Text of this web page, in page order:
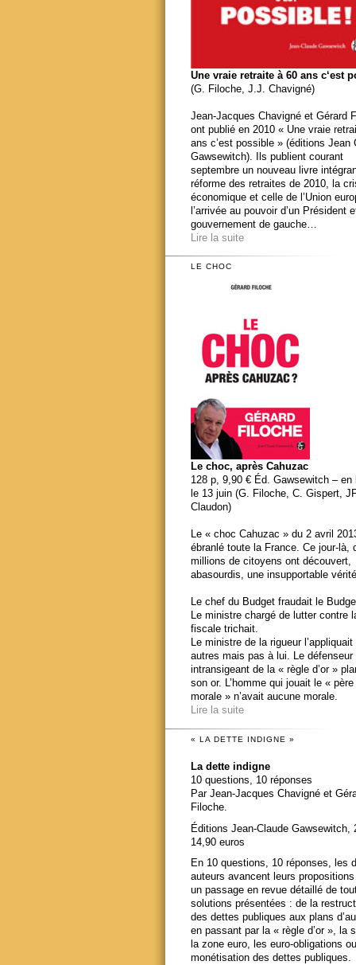
Une vraie retraite à 60 ans c‘est
(G. Filoche, J.J. Chavigné)
Jean-Jacques Chavigné et Gérard
ont publié en 2010 « Une vraie
ans c’est possible » (éditions Jean
Gawsewitch). Ils publient courant
septembre un nouveau livre
réforme des retraites de 2010, la
économique et celle de l’Union
l’arrivée au pouvoir d’un Président
gouvernement de gauche…
Lire la suite
LE CHOC
Le choc, après Cahuzac
128 p, 9,90 € Éd. Gawsewitch – en
le 13 juin (G. Filoche, C. Gispert,
Claudon)
Le « choc Cahuzac » du 2 avril
ébranlé toute la France. Ce jour-là,
millions de citoyens ont découvert,
abasourdis, une insupportable
Le chef du Budget fraudait le
Le ministre chargé de lutter contre
fiscale trichait.
Le ministre de la rigueur l’appliquait
autres mais pas à lui. Le défenseur
intransigeant de la « règle d’or »
son or. L’homme qui jouait le « père
morale » n’avait aucune morale.
Lire la suite
« LA DETTE INDIGNE »
La dette indigne
10 questions, 10 réponses
Par Jean-Jacques Chavigné et
Filoche.
Éditions Jean-Claude Gawsewitch,
14,90 euros
En 10 questions, 10 réponses, les
auteurs avancent leurs
un passage en revue détaillé de
solutions présentées : de la
des dettes publiques aux plans
en passant par la « règle d’or », la
la zone euro, les euro-obligations
monétisation des dettes publiques.